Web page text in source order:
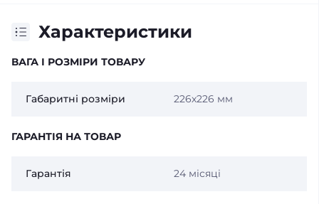
Характеристики
ВАГА І РОЗМІРИ ТОВАРУ
Габаритні розміри 226х226 мм
ГАРАНТІЯ НА ТОВАР
Гарантія 24 місяці